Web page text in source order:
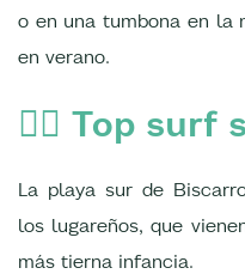
o en una tumbona en la
en verano.
🏄‍♀️ Top surf
La playa sur de
los lugareños, que
más tierna infancia.